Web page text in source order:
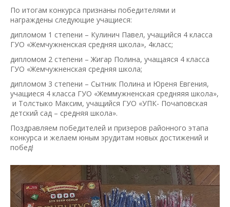
По итогам конкурса признаны победителями и
награждены следующие учащиеся:
дипломом 1 степени – Кулинич Павел, учащийся 4 класса
ГУО «Жемчужненская средняя школа», 4класс;
дипломом 2 степени – Жигар Полина, учащаяся 4 класса
ГУО «Жемчужненская средняя школа;
дипломом 3 степени – Сытник Полина и Юреня Евгения,
учащиеся 4 класса ГУО «Жеммужненская средняяя школа»,
и Толстыко Максим, учащийся ГУО «УПК- Почаповская
детский сад – средняя школа».
Поздравляем победителей и призеров районного этапа
конкурса и желаем юным эрудитам новых достижений и
побед!